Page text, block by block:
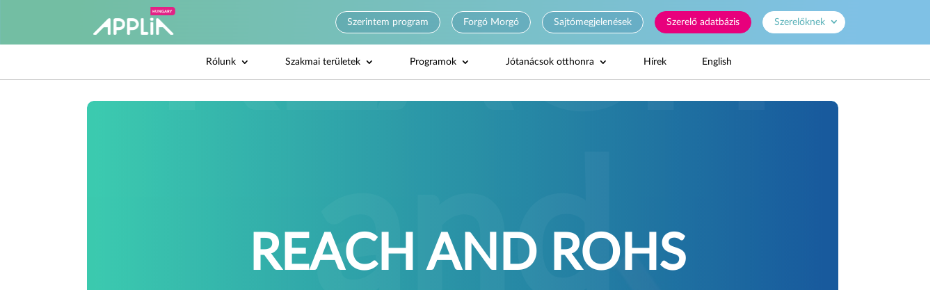
Szerintem program Forgó Morgó Sajtómegjelenések Szerelő adatbázis Szerelőknek
Rólunk Szakmai területek Programok Jótanácsok otthonra Hírek English
REACH AND ROHS